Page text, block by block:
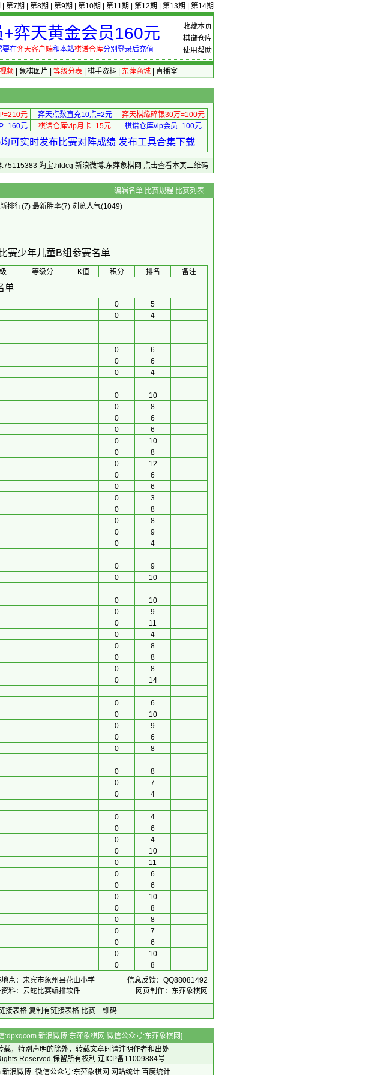
第7期 第8期 第9期 第10期 第11期 第12期 第13期 第14期
收藏本页
棋谱仓库
使用帮助
弈天黄金会员160元
要在弈天客户端和本站棋谱仓库分别登录后充值
频 象棋图片 等级分表| 棋手资料| 东萍商城| 直播室
元 弈天点数直充10点=2元
弈天棋缘碎银30万=100元
元 棋谱仓库vip月卡=15元 棋谱仓库vip会员=100元
可实时发布比赛对阵成绩 发布工具合集下载
淘宝:hldcg 新浪微博:东萍象棋网 点击查看本页二维码
儿童B组参赛名单 编辑名单 比赛规程 比赛列表
排行(7) 最新胜率(7) 浏览人气(1049)
赛少年儿童B组参赛名单
等级分 K值 积分 排名 备注
单
0
5
0
4
0
6
0
6
0
4
0
10
0
8
0
6
0
6
0
10
0
8
0
12
0
6
0
6
0
3
0
8
0
8
0
9
0
4
0
9
0
10
0
10
0
9
0
11
0
4
0
8
0
8
0
8
0
14
0
6
0
10
0
9
0
6
0
8
0
8
0
7
0
4
0
4
0
6
0
4
0
10
0
11
0
6
0
6
0
10
0
8
0
8
0
7
0
6
0
10
0
8
地点：来宾市象州县花山小学
信息反馈：QQ88081492
料：云蛇比赛编排软件 网页制作：东萍象棋网
接表格 复制有链接表格 比赛二维码
新浪微博:东萍象棋网 微信公众号:东萍象棋网]
载，特别声明的除外，转载文章时请注明作者和出处
Reserved 保留所有权利 辽ICP备11009884号
浪微博=微信公众号:东萍象棋网 网站统计 百度统计